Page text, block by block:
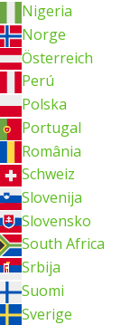
Nigeria
Norge
Österreich
Perú
Polska
Portugal
România
Schweiz
Slovenija
Slovensko
South Africa
Srbija
Suomi
Sverige